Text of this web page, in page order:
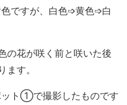
ですが、白色➩黄色➩白
の花が咲く前と咲いた後
す。
ット①で撮影したものです